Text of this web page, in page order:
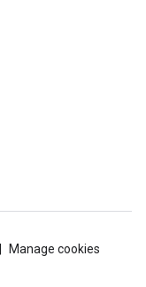
Manage cookies